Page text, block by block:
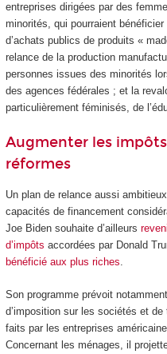
entreprises dirigées par des
minorités, qui pourraient
d’achats publics de produits «
relance de la production
personnes issues des minorités
des agences fédérales ; et la
particulièrement féminisés, de
Augmenter les
réformes
Un plan de relance aussi
capacités de financement
Joe Biden souhaite d’ailleurs
d’impôts accordées par Donald
bénéficié aux plus riches.
Son programme prévoit
d’imposition sur les sociétés et
faits par les entreprises
Concernant les ménages, il